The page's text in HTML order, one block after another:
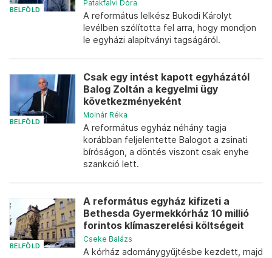
BELFÖLD
Patakfalvi Dóra
A református lelkész Bukodi Károlyt
levélben szólította fel arra, hogy mondjon
le egyházi alapítványi tagságáról.
BELFÖLD
Csak egy intést kapott egyházától
Balog Zoltán a kegyelmi ügy
következményeként
Molnár Réka
A református egyház néhány tagja
korábban feljelentette Balogot a zsinati
bíróságon, a döntés viszont csak enyhe
szankció lett.
BELFÖLD
A református egyház kifizeti a
Bethesda Gyermekkórház 10 millió
forintos klímaszerelési költségeit
Cseke Balázs
A kórház adománygyűjtésbe kezdett, majd